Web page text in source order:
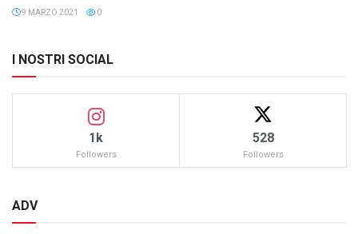
9 MARZO 2021 0
I NOSTRI SOCIAL
1k
Followers
528
Followers
ADV